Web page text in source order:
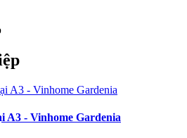
A3 - Vinhome Gardenia